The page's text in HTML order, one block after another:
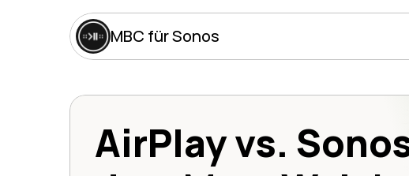
MBC für Sonos
AirPlay vs.